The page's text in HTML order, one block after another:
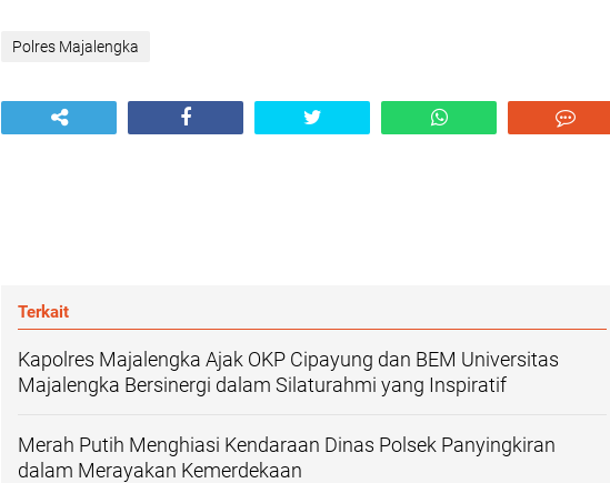
Polres Majalengka
Terkait
Kapolres Majalengka Ajak OKP Cipayung dan BEM Universitas
Majalengka Bersinergi dalam Silaturahmi yang Inspiratif
Merah Putih Menghiasi Kendaraan Dinas Polsek Panyingkiran
dalam Merayakan Kemerdekaan